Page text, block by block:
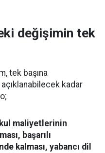
değişimin tek
tek başına
açıklanabilecek kadar
maliyetlerinin
başarılı
kalması, yabancı dil